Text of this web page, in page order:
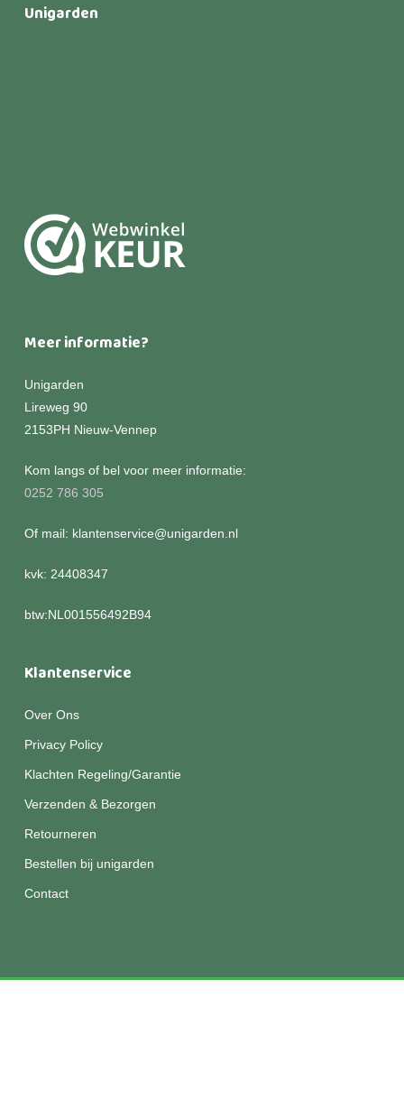
Unigarden
Meer informatie?
Unigarden
Lireweg 90
2153PH Nieuw-Vennep
Kom langs of bel voor meer informatie:
0252 786 305
Of mail: klantenservice@unigarden.nl
kvk: 24408347
btw:NL001556492B94
Klantenservice
Over Ons
Privacy Policy
Klachten Regeling/Garantie
Verzenden & Bezorgen
Retourneren
Bestellen bij unigarden
Contact